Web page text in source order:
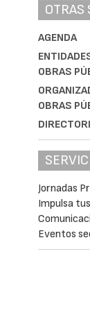
OTRAS
AGENDA
OBRAS
OBRAS
Jornadas
Impulsa
Eventos